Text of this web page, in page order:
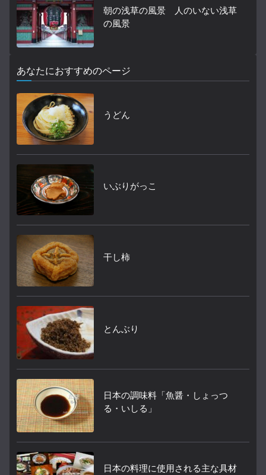
朝の浅草の風景 人のいない浅草
の風景
あなたにおすすめのページ
うどん
いぶりがっこ
干し柿
とんぶり
日本の調味料「魚醤・しょっつ
る・いしる」
日本の料理に使用される主な具材